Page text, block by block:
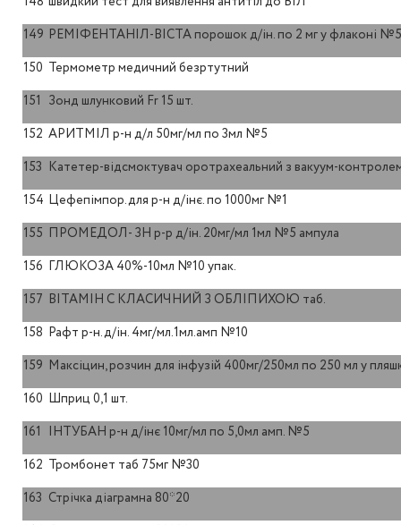
149 РЕМІФЕНТАНІЛ-ВІСТА порошок д/ін. по 2 мг у флаконі №5
150 Термометр медичний безртутний
151 Зонд шлунковий Fr 15 шт.
152 АРИТМІЛ р-н д/л 50мг/мл по 3мл №5
153 Катетер-відсмоктувач оротрахеальний з вакуум-
154 Цефепімпор.для р-н д/інє. по 1000мг №1
155 ПРОМЕДОЛ- ЗН р-р д/ін. 20мг/мл 1мл №5 ампула
156 ГЛЮКОЗА 40%-10мл №10 упак.
157 ВІТАМІН С КЛАСИЧНИЙ З ОБЛІПИХОЮ таб.
158 Рафт р-н.д/ін. 4мг/мл.1мл.амп №10
159 Максіцин, розчин для інфузій 400мг/250мл по 250 мл у
160 Шприц 0,1 шт.
161 ІНТУБАН р-н д/інє 10мг/мл по 5,0мл амп. №5
162 Тромбонет таб 75мг №30
163 Стрічка діаграмна 80*20